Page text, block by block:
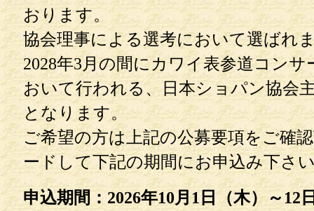
おります。
協会理事による選考において選ばれ
2028年3月の間にカワイ表参道コン
おいて行われる、日本ショパン協会
となります。
ご希望の方は上記の公募要項をご確
ードして下記の期間にお申込み下さ
申込期間：2026年10月1日（木）～12